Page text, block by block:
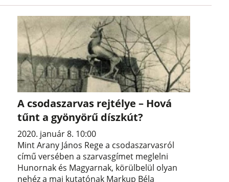
A csodaszarvas rejtélye – Hová
tűnt a gyönyörű díszkút?
2020. január 8. 10:00
Mint Arany János Rege a csodaszarvasról
című versében a szarvasgímet meglelni
Hunornak és Magyarnak, körülbelül olyan
nehéz a mai kutatónak Markup Béla